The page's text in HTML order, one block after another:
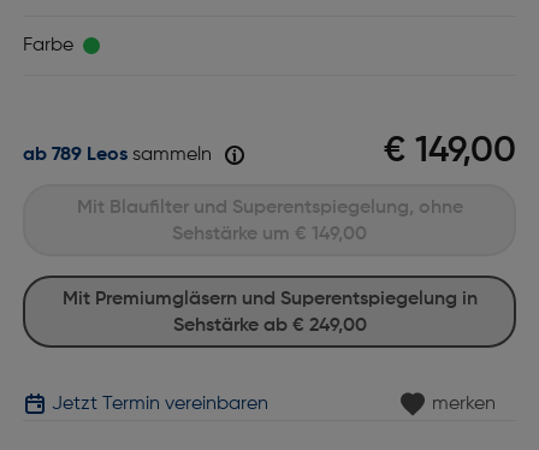
Farbe
€ 149,00
ab 789 Leossammeln
Mit Premiumgläsern und Superentspiegelung in
Sehstärke ab € 249,00
Mit Blaufilter und Superentspiegelung, ohne
Sehstärke um € 149,00
Jetzt Termin vereinbaren merken